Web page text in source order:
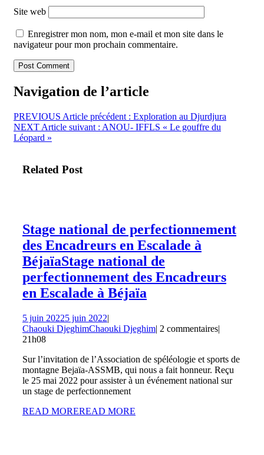
Site web
Enregistrer mon nom, mon e-mail et mon site dans le
navigateur pour mon prochain commentaire.
Navigation de l’article
PREVIOUS Article précédent : Exploration au Djurdjura
NEXT Article suivant : ANOU- IFFLS « Le gouffre du
Léopard »
Related Post
Stage national de perfectionnement
des Encadreurs en Escalade à
BéjaïaStage national de
perfectionnement des Encadreurs
en Escalade à Béjaïa
5 juin 20225 juin 2022|
Chaouki DjeghimChaouki Djeghim| 2 commentaires|
21h08
Sur l’invitation de l’Association de spéléologie et sports de
montagne Bejaïa-ASSMB, qui nous a fait honneur. Reçu
le 25 mai 2022 pour assister à un événement national sur
un stage de perfectionnement
READ MOREREAD MORE